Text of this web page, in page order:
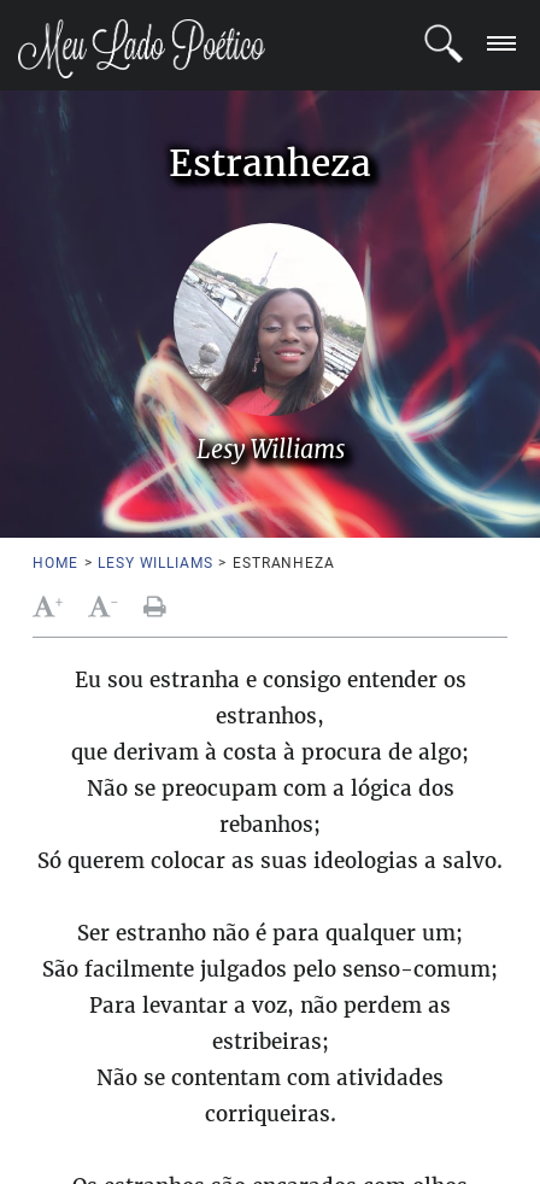
LOGIN
COMUNIDADE
Estranheza
Lesy Williams
HOME > LESY WILLIAMS > ESTRANHEZA
+ -
Eu sou estranha e consigo entender os
estranhos,
que derivam à costa à procura de algo;
Não se preocupam com a lógica dos
rebanhos;
Só querem colocar as suas ideologias a salvo.
Ser estranho não é para qualquer um;
São facilmente julgados pelo senso-comum;
Para levantar a voz, não perdem as
estribeiras;
Não se contentam com atividades
corriqueiras.